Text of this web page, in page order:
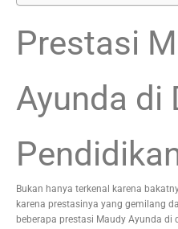
Prestasi
Ayunda di
Bukan hanya terkenal karena
karena prestasinya yang gemilang
beberapa prestasi Maudy Ayunda di